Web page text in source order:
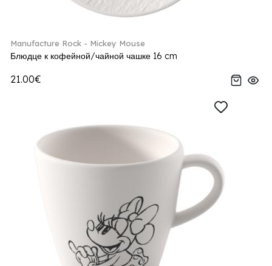
Manufacture Rock - Mickey Mouse
Блюдце к кофейной/чайной чашке 16 cm
21.00€